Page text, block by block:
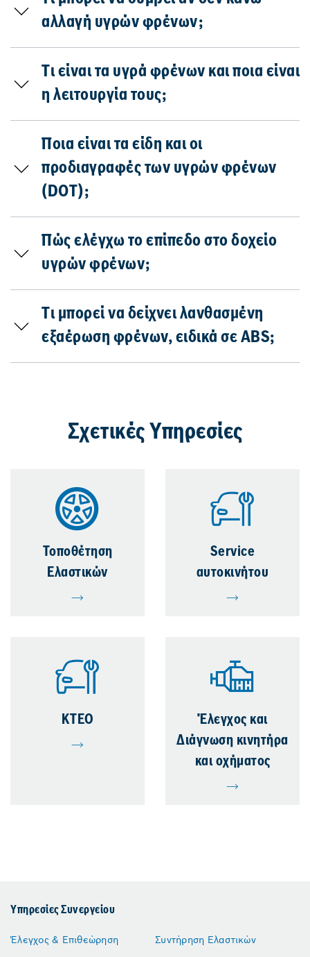
αλλαγή υγρών φρένων;
Τι είναι τα υγρά φρένων και ποια είναι
η λειτουργία τους;
Ποια είναι τα είδη και οι
προδιαγραφές των υγρών φρένων
(DOT);
Πώς ελέγχω το επίπεδο στο δοχείο
υγρών φρένων;
Τι μπορεί να δείχνει λανθασμένη
εξαέρωση φρένων, ειδικά σε ABS;
Σχετικές Υπηρεσίες
Τοποθέτηση
Ελαστικών
Service
αυτοκινήτου
ΚΤΕΟ
Έλεγχος και
Διάγνωση κινητήρα
και οχήματος
Υπηρεσίες Συνεργείου
Έλεγχος & Επιθεώρηση
Συντήρηση Ελαστικών